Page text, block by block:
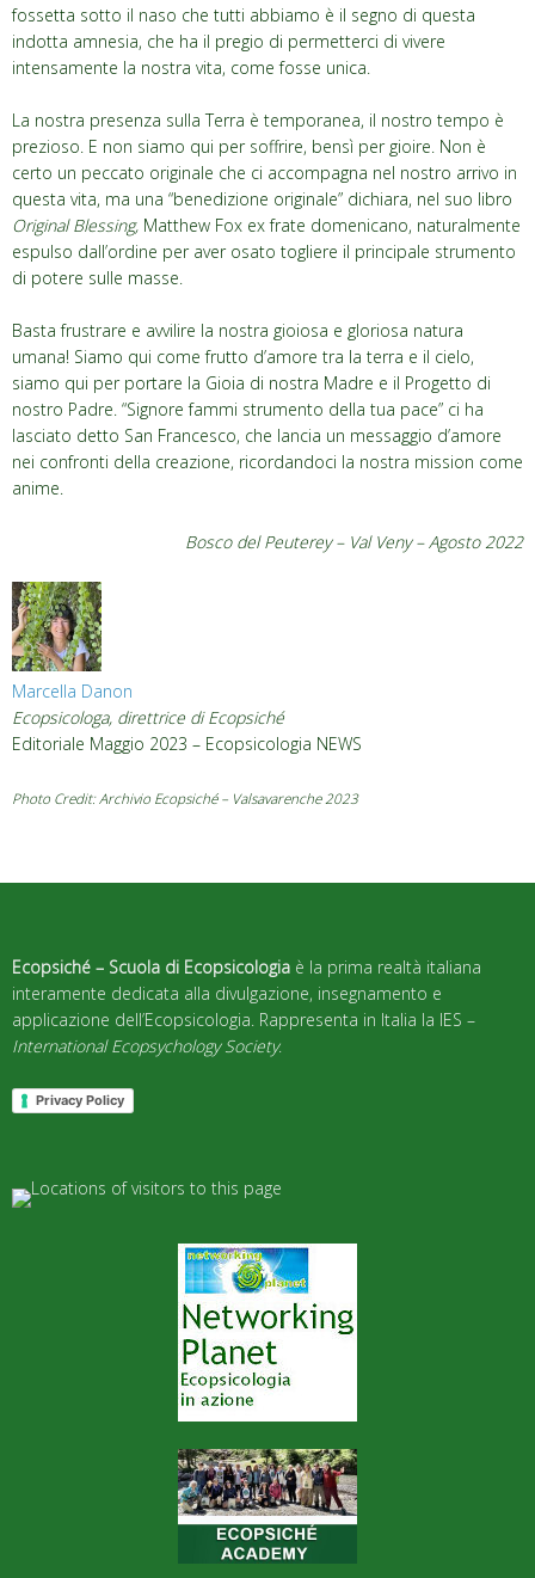
fossetta sotto il naso che tutti abbiamo è il segno di questa
indotta amnesia, che ha il pregio di permetterci di vivere
intensamente la nostra vita, come fosse unica.
La nostra presenza sulla Terra è temporanea, il nostro tempo è
prezioso. E non siamo qui per soffrire, bensì per gioire. Non è
certo un peccato originale che ci accompagna nel nostro arrivo in
questa vita, ma una “benedizione originale” dichiara, nel suo libro
Original Blessing, Matthew Fox ex frate domenicano, naturalmente
espulso dall’ordine per aver osato togliere il principale strumento
di potere sulle masse.
Basta frustrare e avvilire la nostra gioiosa e gloriosa natura
umana! Siamo qui come frutto d’amore tra la terra e il cielo,
siamo qui per portare la Gioia di nostra Madre e il Progetto di
nostro Padre. “Signore fammi strumento della tua pace” ci ha
lasciato detto San Francesco, che lancia un messaggio d’amore
nei confronti della creazione, ricordandoci la nostra mission come
anime.
Bosco del Peuterey – Val Veny – Agosto 2022
Marcella Danon
Ecopsicologa, direttrice di Ecopsiché
Editoriale Maggio 2023 – Ecopsicologia NEWS
Photo Credit: Archivio Ecopsiché – Valsavarenche 2023
Ecopsiché – Scuola di Ecopsicologia è la prima realtà italiana
interamente dedicata alla divulgazione, insegnamento e
applicazione dell’Ecopsicologia. Rappresenta in Italia la IES –
International Ecopsychology Society.
Privacy Policy